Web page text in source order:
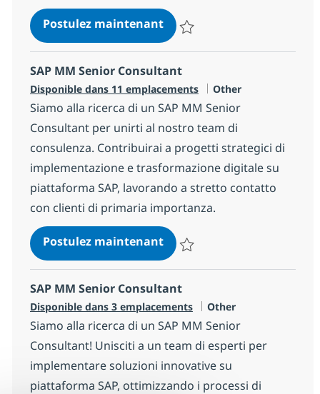
Postulez maintenantSAP EWM Junior Consultant
SAP MM Senior Consultant
Disponible dans 11 emplacements Catégorie
Other
Siamo alla ricerca di un SAP MM Senior
Consultant per unirti al nostro team di
consulenza. Contribuirai a progetti strategici di
implementazione e trasformazione digitale su
piattaforma SAP, lavorando a stretto contatto
con clienti di primaria importanza.
Postulez maintenantSAP MM Senior Consultant
SAP MM Senior Consultant
Disponible dans 3 emplacements Catégorie
Other
Siamo alla ricerca di un SAP MM Senior
Consultant! Unisciti a un team di esperti per
implementare soluzioni innovative su
piattaforma SAP, ottimizzando i processi di